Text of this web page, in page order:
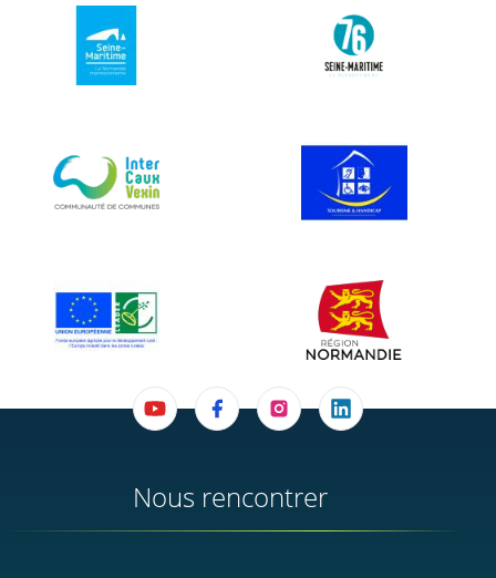
Nous rencontrer